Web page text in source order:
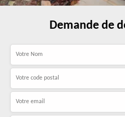
Demande de